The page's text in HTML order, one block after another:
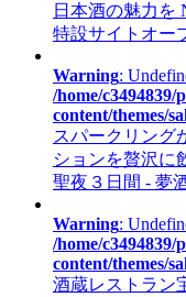
日本酒の魅力を
特設サイトオー
Warning:
/home/
content/themes/
スパークリング
ションを贅沢に
聖夜３日間 - 夢
Warning:
/home/
content/themes/
酒蔵レストラン